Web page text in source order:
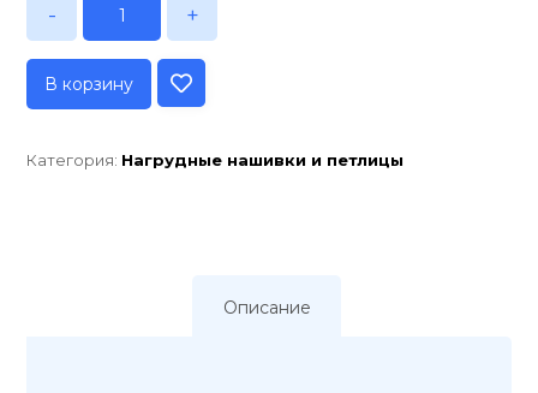
- +
В корзину
Категория: Нагрудные нашивки и петлицы
Описание